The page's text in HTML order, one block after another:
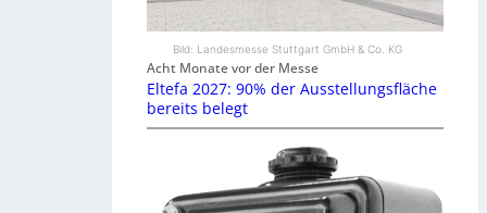
Bild: Landesmesse Stuttgart GmbH & Co. KG
Acht Monate vor der Messe
Eltefa 2027: 90% der Ausstellungsfläche
bereits belegt